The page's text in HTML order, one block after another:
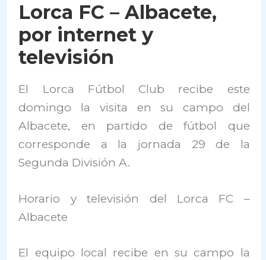
Lorca FC – Albacete,
por internet y
televisión
El Lorca Fútbol Club recibe este
domingo la visita en su campo del
Albacete, en partido de fútbol que
corresponde a la jornada 29 de la
Segunda División A.
Horario y televisión del Lorca FC –
Albacete
El equipo local recibe en su campo la